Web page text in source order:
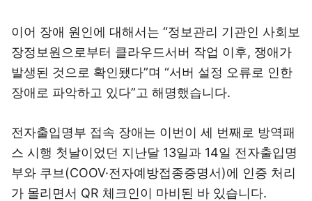
이어 장애 원인에 대해서는 “정보관리 기관인 사회보
장정보원으로부터 클라우드서버 작업 이후, 쟁애가
발생된 것으로 확인됐다”며 “서버 설정 오류로 인한
장애로 파악하고 있다”고 해명했습니다.
전자출입명부 접속 장애는 이번이 세 번째로 방역패
스 시행 첫날이었던 지난달 13일과 14일 전자출입명
부와 쿠브(COOV·전자예방접종증명서)에 인증 처리
가 몰리면서 QR 체크인이 마비된 바 있습니다.